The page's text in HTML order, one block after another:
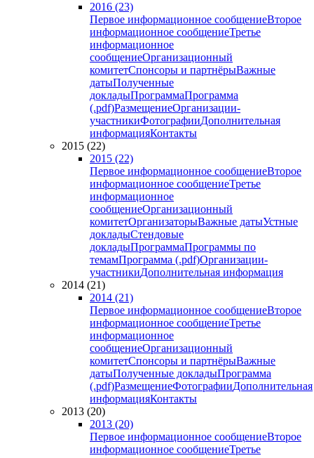
2016 (23)
Первое информационное сообщениеВторое
информационное сообщениеТретье
информационное
сообщениеОрганизационный
комитетСпонсоры и партнёрыВажные
датыПолученные
докладыПрограммаПрограмма
(.pdf)РазмещениеОрганизации-
участникиФотографииДополнительная
информацияКонтакты
2015 (22)
2015 (22)
Первое информационное сообщениеВторое
информационное сообщениеТретье
информационное
сообщениеОрганизационный
комитетОрганизаторыВажные датыУстные
докладыСтендовые
докладыПрограммаПрограммы по
темамПрограмма (.pdf)Организации-
участникиДополнительная информация
2014 (21)
2014 (21)
Первое информационное сообщениеВторое
информационное сообщениеТретье
информационное
сообщениеОрганизационный
комитетСпонсоры и партнёрыВажные
датыПолученные докладыПрограмма
(.pdf)РазмещениеФотографииДополнительная
информацияКонтакты
2013 (20)
2013 (20)
Первое информационное сообщениеВторое
информационное сообщениеТретье